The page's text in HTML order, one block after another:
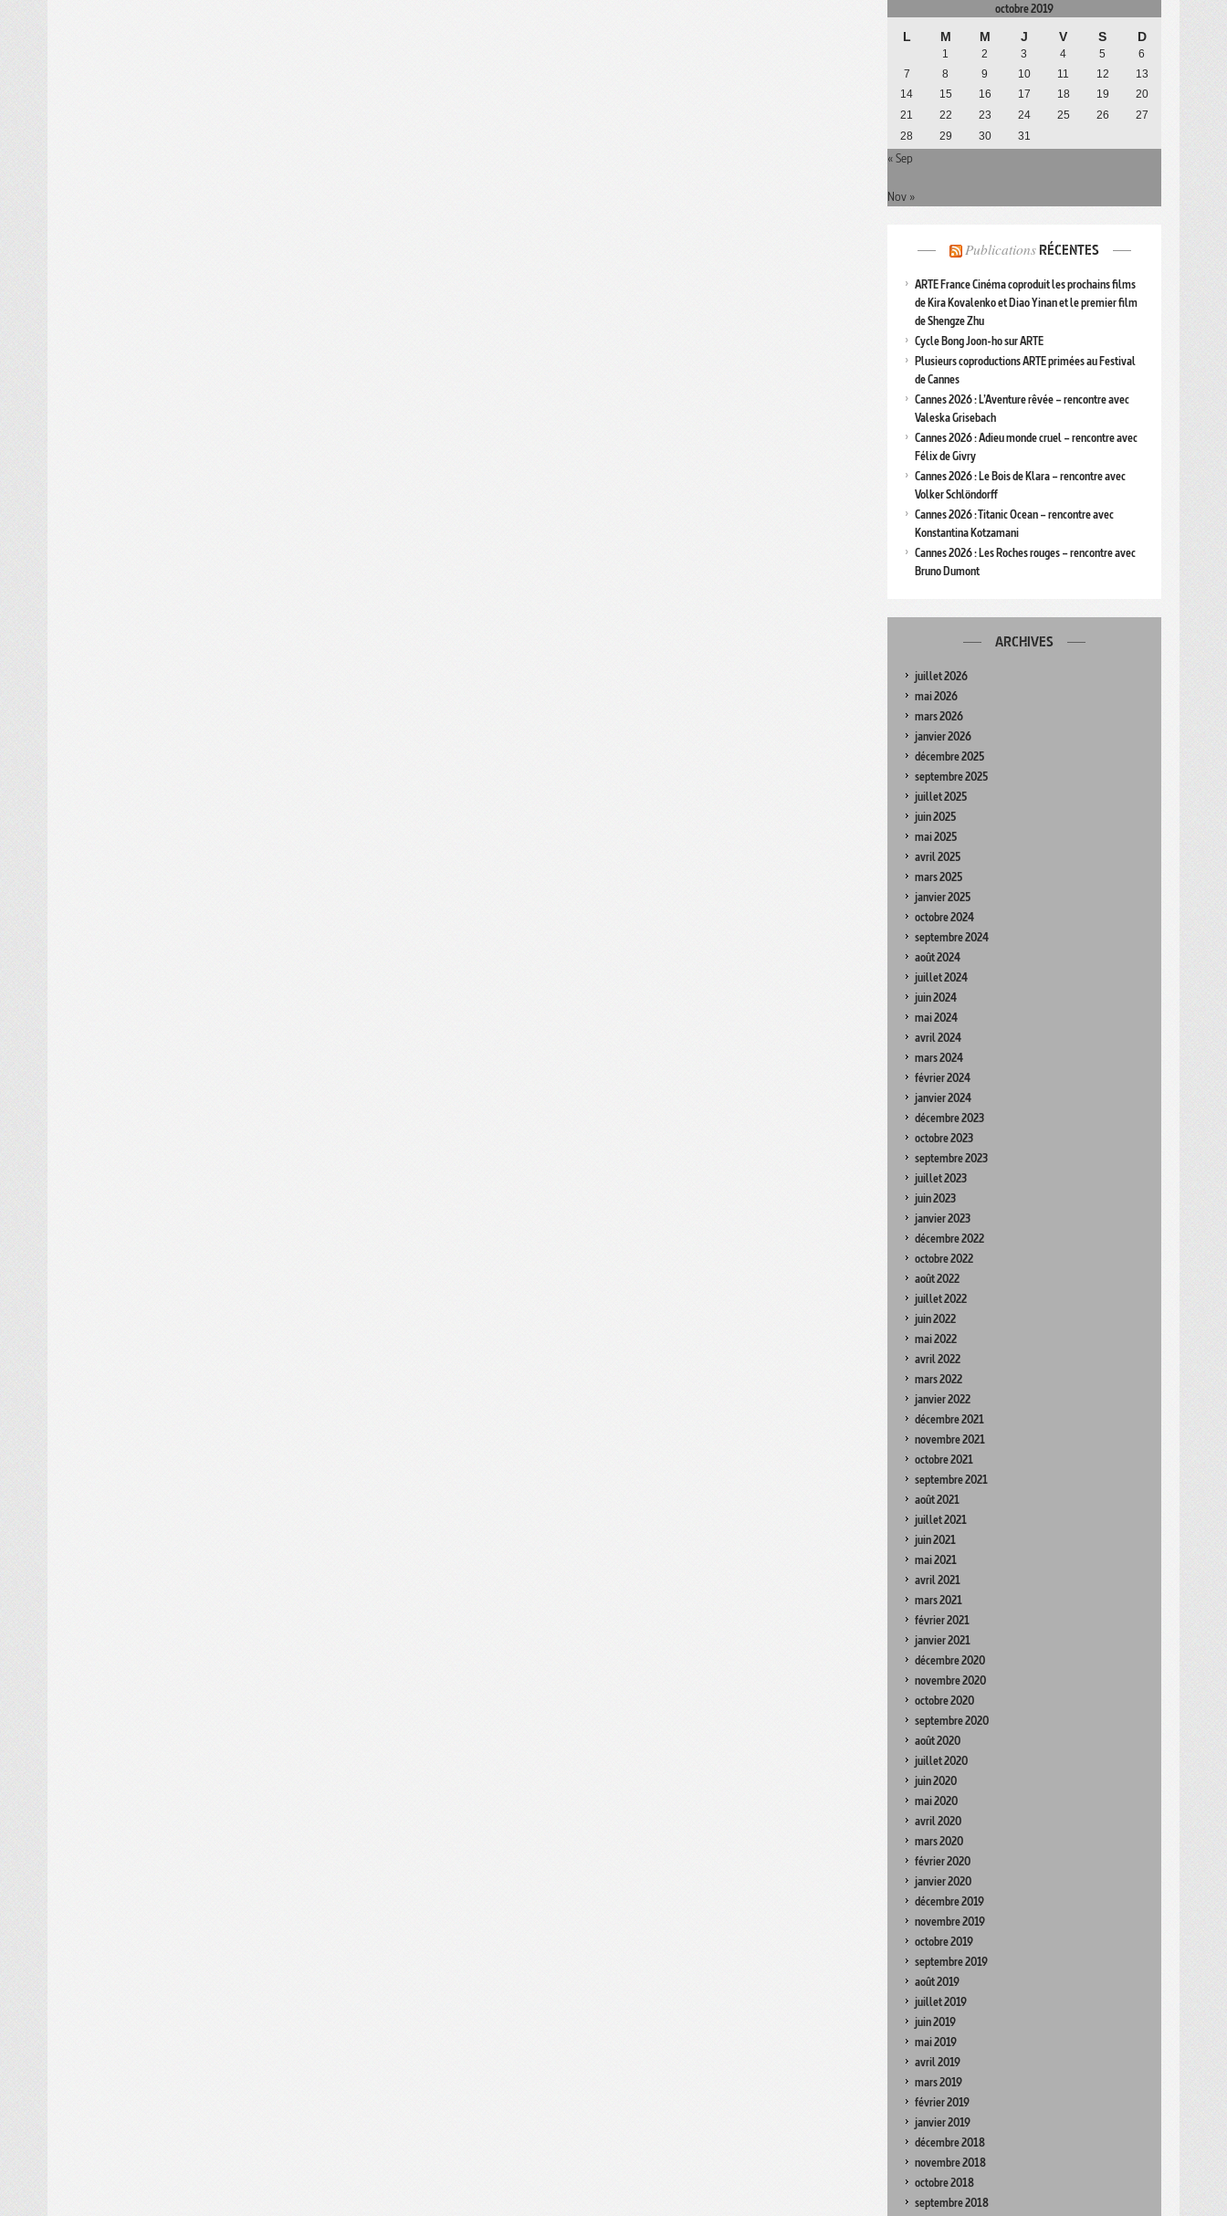
octobre 2019
L M M J V S D
1 2 3 4 5
6
7
8 9 10 11 12
13
14
15 16 17 18 19
20
21
22 23 24 25 26
27
28
29 30 31
« Sep
Nov »
Publications RÉCENTES
ARTE France Cinéma coproduit les prochains films
de Kira Kovalenko et Diao Yinan et le premier film
de Shengze Zhu
Cycle Bong Joon-ho sur ARTE
Plusieurs coproductions ARTE primées au Festival
de Cannes
Cannes 2026 : L’Aventure rêvée – rencontre avec
Valeska Grisebach
Cannes 2026 : Adieu monde cruel – rencontre avec
Félix de Givry
Cannes 2026 : Le Bois de Klara – rencontre avec
Volker Schlöndorff
Cannes 2026 : Titanic Ocean – rencontre avec
Konstantina Kotzamani
Cannes 2026 : Les Roches rouges – rencontre avec
Bruno Dumont
ARCHIVES
juillet 2026
mai 2026
mars 2026
janvier 2026
décembre 2025
septembre 2025
juillet 2025
juin 2025
mai 2025
avril 2025
mars 2025
janvier 2025
octobre 2024
septembre 2024
août 2024
juillet 2024
juin 2024
mai 2024
avril 2024
mars 2024
février 2024
janvier 2024
décembre 2023
octobre 2023
septembre 2023
juillet 2023
juin 2023
janvier 2023
décembre 2022
octobre 2022
août 2022
juillet 2022
juin 2022
mai 2022
avril 2022
mars 2022
janvier 2022
décembre 2021
novembre 2021
octobre 2021
septembre 2021
août 2021
juillet 2021
juin 2021
mai 2021
avril 2021
mars 2021
février 2021
janvier 2021
décembre 2020
novembre 2020
octobre 2020
septembre 2020
août 2020
juillet 2020
juin 2020
mai 2020
avril 2020
mars 2020
février 2020
janvier 2020
décembre 2019
novembre 2019
octobre 2019
septembre 2019
août 2019
juillet 2019
juin 2019
mai 2019
avril 2019
mars 2019
février 2019
janvier 2019
décembre 2018
novembre 2018
octobre 2018
septembre 2018